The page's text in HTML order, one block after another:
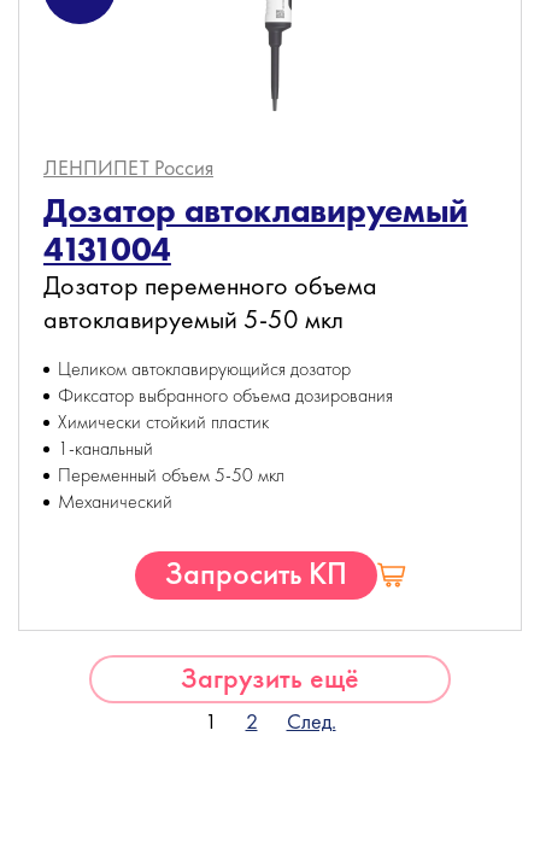
ЛЕНПИПЕТ Россия
Дозатор автоклавируемый
4131004
Дозатор переменного объема
автоклавируемый 5-50 мкл
Целиком автоклавирующийся дозатор
Фиксатор выбранного объема дозирования
Химически стойкий пластик
1-канальный
Переменный объем 5-50 мкл
Механический
Запросить КП
Загрузить ещё
1 2 След.